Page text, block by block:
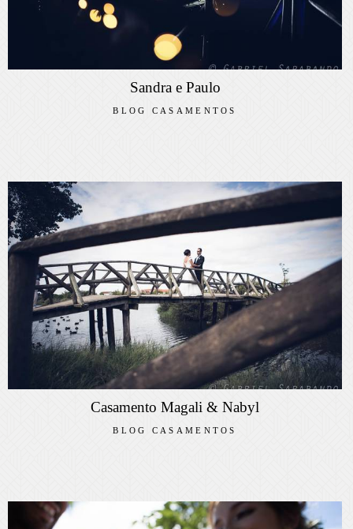
Sandra e Paulo
BLOG CASAMENTOS
Casamento Magali & Nabyl
BLOG CASAMENTOS